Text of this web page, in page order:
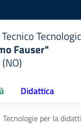
Fauser"
Didattica
Tecnologie per la